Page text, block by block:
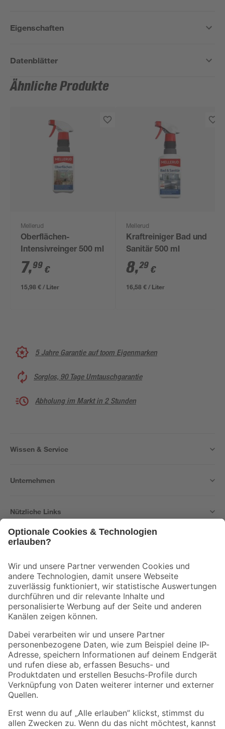
Eigenschaften
Datenblätter
Ähnliche Produkte
Mellerud
Oberflächen-
Intensivreinger 500 ml
7,99 €
15,98 € / Liter
Mellerud
Kraftreiniger Bad und
Sanitär 500 ml
8,29 €
16,58 € / Liter
5 Jahre Garantie auf toom Eigenmarken
Sorglos, 90 Tage Umtauschgarantie
Abholung im Markt in 2 Stunden
Wissen & Service
Unternehmen
Nützliche Links
Der toom Newsletter: Keine Angebote und Aktionen mehr verpassen!
Zur Newsletter Anmeldung
Folge uns
Zahlungsarten Versandarten
Sicher einkaufen